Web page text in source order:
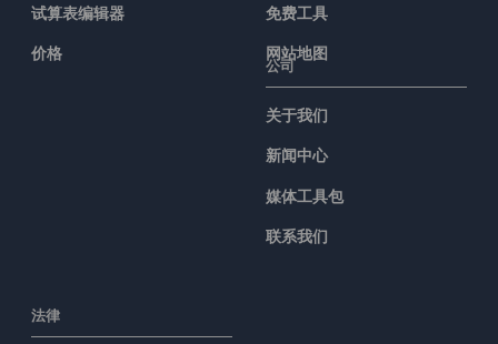
试算表编辑器
价格
免费工具
网站地图
公司
关于我们
新闻中心
媒体工具包
联系我们
法律